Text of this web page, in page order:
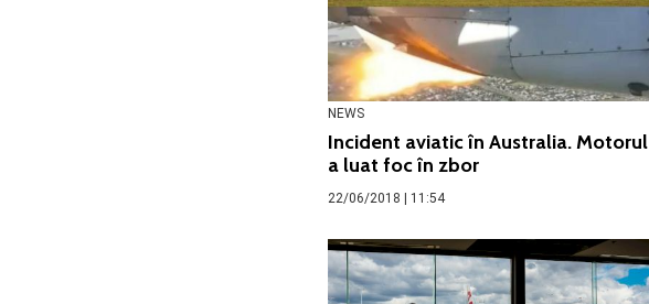
NEWS
Incident aviatic în Australia. Motorul
a luat foc în zbor
22/06/2018 | 11:54